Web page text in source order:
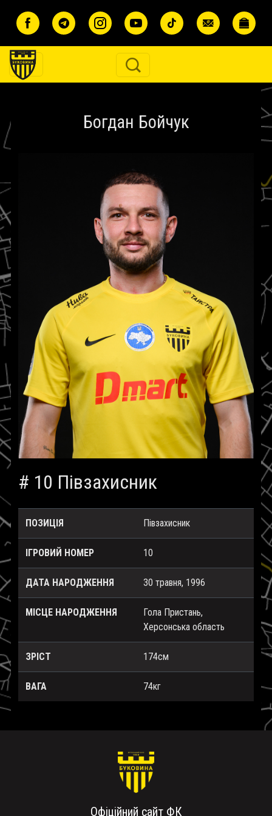
Богдан Бойчук
# 10 Півзахисник
ПОЗИЦІЯ Півзахисник
ІГРОВИЙ НОМЕР 10
ДАТА НАРОДЖЕННЯ 30 травня, 1996
МІСЦЕ НАРОДЖЕННЯ
Гола Пристань,
Херсонська область
ЗРІСТ 174см
ВАГА 74кг
Офіційний сайт ФК